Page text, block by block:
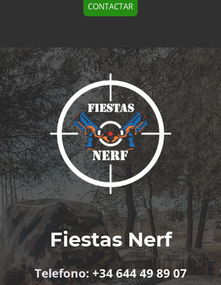
CONTACTAR
Fiestas Nerf
Telefono: +34 644 49 89 07